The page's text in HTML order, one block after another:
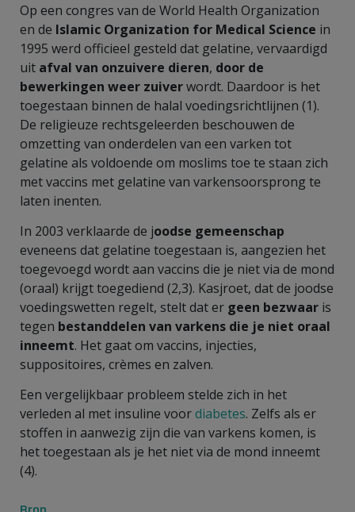
Op een congres van de World Health Organization
en de Islamic Organization for Medical Science in
1995 werd officieel gesteld dat gelatine, vervaardigd
uit afval van onzuivere dieren, door de
bewerkingen weer zuiverwordt. Daardoor is het
toegestaan binnen de halal voedingsrichtlijnen (1).
De religieuze rechtsgeleerden beschouwen de
omzetting van onderdelen van een varken tot
gelatine als voldoende om moslims toe te staan zich
met vaccins met gelatine van varkensoorsprong te
laten inenten.
In 2003 verklaarde de joodse gemeenschap
eveneens dat gelatine toegestaan is, aangezien het
toegevoegd wordt aan vaccins die je niet via de mond
(oraal) krijgt toegediend (2,3). Kasjroet, dat de joodse
voedingswetten regelt, stelt dat er geen bezwaar is
tegen bestanddelen van varkens die je niet oraal
inneemt. Het gaat om vaccins, injecties,
suppositoires, crèmes en zalven.
Een vergelijkbaar probleem stelde zich in het
verleden al met insuline voordiabetes. Zelfs als er
stoffen in aanwezig zijn die van varkens komen, is
het toegestaan als je het niet via de mond inneemt
(4).